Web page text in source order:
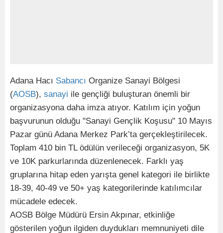
Adana Hacı Sabancı Organize Sanayi Bölgesi
(AOSB), sanayi ile gençliği buluşturan önemli bir
organizasyona daha imza atıyor. Katılım için yoğun
başvurunun olduğu "Sanayi Gençlik Koşusu" 10 Mayıs
Pazar günü Adana Merkez Park’ta gerçekleştirilecek.
Toplam 410 bin TL ödülün verileceği organizasyon, 5K
ve 10K parkurlarında düzenlenecek. Farklı yaş
gruplarına hitap eden yarışta genel kategori ile birlikte
18-39, 40-49 ve 50+ yaş kategorilerinde katılımcılar
mücadele edecek.
AOSB Bölge Müdürü Ersin Akpınar, etkinliğe
gösterilen yoğun ilgiden duydukları memnuniyeti dile